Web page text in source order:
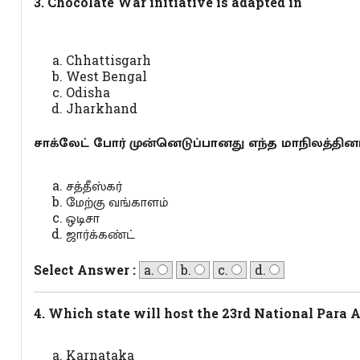
Chhattisgarh
West Bengal
Odisha
Jharkhand
சாக்லேட் போர் முன்னெடுப்பானது எந்த
சத்தீஸ்கர்
மேற்கு வங்காளம்
ஒடிசா
ஜார்க்கண்ட்
Select Answer : a. b. c. d.
4. Which state will host the 23rd National Para
Karnataka